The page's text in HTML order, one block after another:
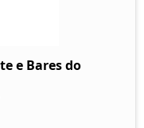
e Bares do